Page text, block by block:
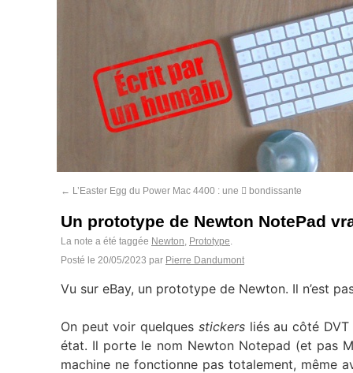
← L’Easter Egg du Power Mac 4400 : une  bondissante
Un prototype de Newton NotePad
La note a été taggée Newton, Prototype.
Posté le 20/05/2023 par Pierre Dandumont
Vu sur eBay, un prototype de Newton. Il n’est
On peut voir quelques stickersliés au côté DVT
état. Il porte le nom Newton Notepad (et pas
machine ne fonctionne pas totalement, même